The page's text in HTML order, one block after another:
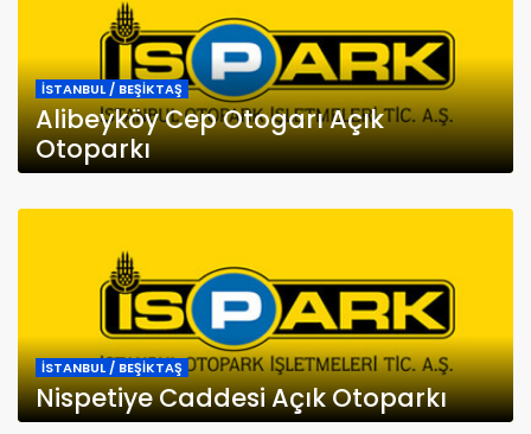
İSTANBUL / BEŞİKTAŞ
Alibeyköy Cep Otogarı Açık
Otoparkı
İSTANBUL / BEŞİKTAŞ
Nispetiye Caddesi Açık Otoparkı